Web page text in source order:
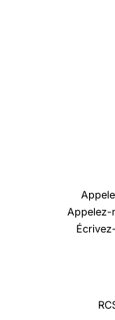
Appelez-